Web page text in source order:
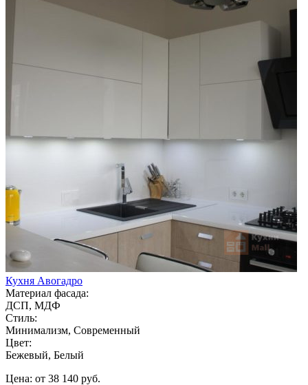
Кухня Авогадро
Материал фасада:
ДСП, МДФ
Стиль:
Минимализм, Современный
Цвет:
Бежевый, Белый
Цена: от 38 140 руб.